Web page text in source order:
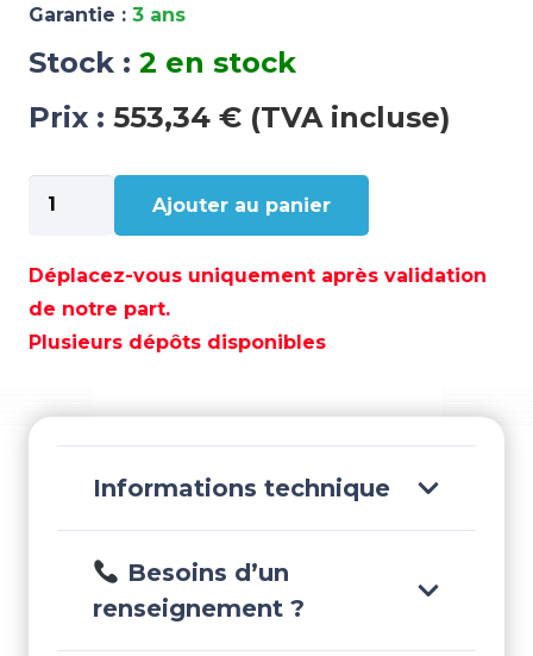
Garantie : 3 ans
Stock : 2 en stock
Prix : 553,34 € (TVA incluse)
quantité
de
BRAID-
16
12MM
POL2202732912
Ajouter au panier
Déplacez-vous uniquement après validation
de notre part.
Plusieurs dépôts disponibles
Informations technique
Besoins d’un
renseignement ?